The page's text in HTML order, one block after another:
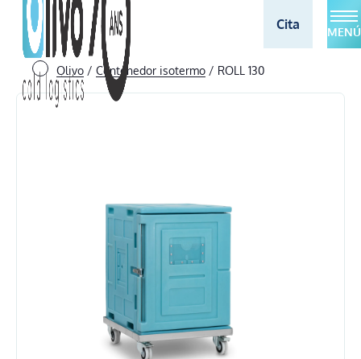
Cita MENÚ
Olivo / Contenedor isotermo / ROLL 130